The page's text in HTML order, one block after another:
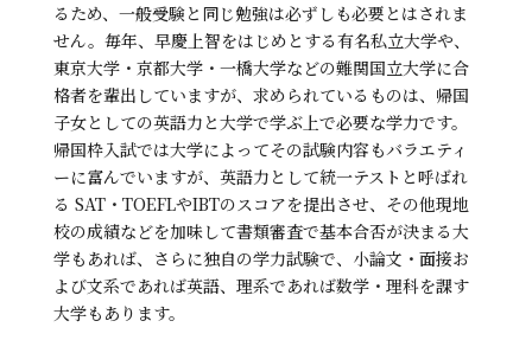
るため、一般受験と同じ勉強は必ずしも必要とはされま
せん。毎年、早慶上智をはじめとする有名私立大学や、
東京大学・京都大学・一橋大学などの難関国立大学に合
格者を輩出していますが、求められているものは、帰国
子女としての英語力と大学で学ぶ上で必要な学力です。
帰国枠入試では大学によってその試験内容もバラエティ
ーに富んでいますが、英語力として統一テストと呼ばれ
る SAT・TOEFLやIBTのスコアを提出させ、その他現地
校の成績などを加味して書類審査で基本合否が決まる大
学もあれば、さらに独自の学力試験で、小論文・面接お
よび文系であれば英語、理系であれば数学・理科を課す
大学もあります。